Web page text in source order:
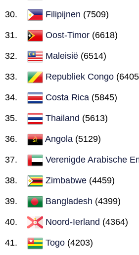
Filipijnen (7509)
Oost-Timor (6618)
Maleisië (6514)
Republiek Congo
Costa Rica (5845)
Thailand (5613)
Angola (5129)
Verenigde Arabische
Zimbabwe (4459)
Bangladesh (4399)
Noord-Ierland (4364)
Togo (4203)